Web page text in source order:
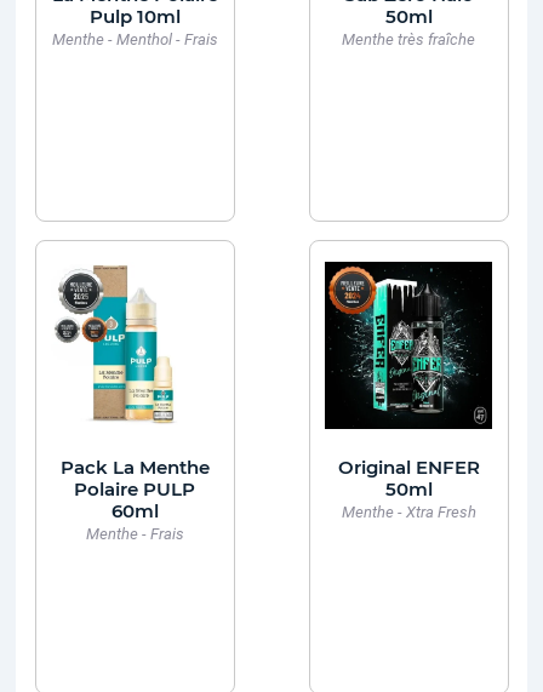
Pulp 10ml
Menthe - Menthol - Frais
50ml
Menthe très fraîche
Pack La Menthe
Polaire PULP
60ml
Menthe - Frais
Original ENFER
50ml
Menthe - Xtra Fresh